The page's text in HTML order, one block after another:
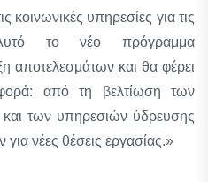
κοινωνικές υπηρεσίες για τις
Αυτό το νέο πρόγραμμα
αποτελεσμάτων και θα φέρει
από τη βελτίωση των
των υπηρεσιών ύδρευσης
νέες θέσεις εργασίας.»